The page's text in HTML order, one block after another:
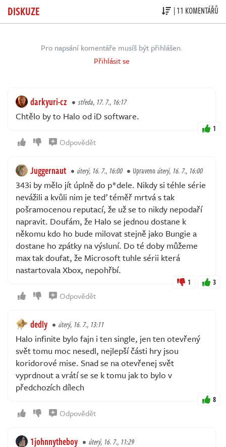
DISKUZE | 11 KOMENTÁŘŮ
Pro napsání komentáře musíš být přihlášen.
Přihlásit se
darkyuri-cz středa, 17. 7., 16:17
Chtělo by to Halo od iD software.
1
Odpovědět
Juggernaut úterý, 16. 7., 16:00 Upravenoúterý, 16. 7., 16:00
343i by mělo jít úplně do p*dele. Nikdy si téhle série
nevážili a kvůli nim je teď téměř mrtvá s tak
pošramocenou reputací, že už se to nikdy nepodaří
napravit. Doufám, že Halo se jednou dostane k
někomu kdo ho bude milovat stejně jako Bungie a
dostane ho zpátky na výsluní. Do té doby můžeme
max tak doufat, že Microsoft tuhle sérii která
nastartovala Xbox, nepohřbí.
1 3
Odpovědět
dedly úterý, 16. 7., 13:11
Halo infinite bylo fajn i ten single, jen ten otevřený
svět tomu moc nesedl, nejlepší části hry jsou
koridorové mise. Snad se na otevřenej svět
vyprdnout a vrátí se se k tomu jak to bylo v
předchozích dílech
8
Odpovědět
1johnnytheboy úterý, 16. 7., 11:29